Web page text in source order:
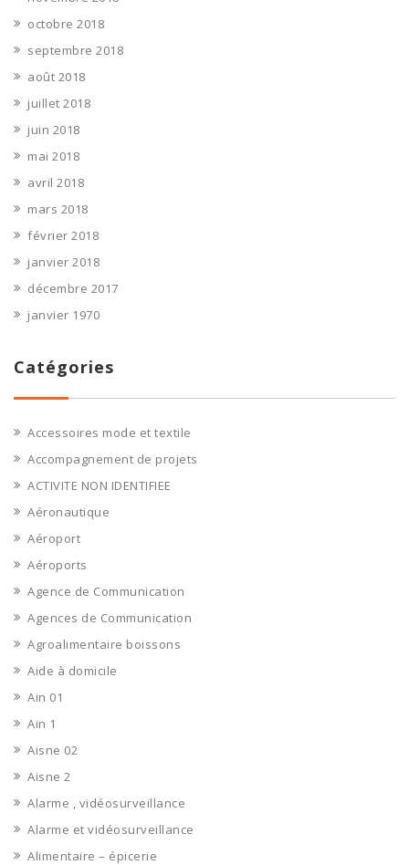
octobre 2018
septembre 2018
août 2018
juillet 2018
juin 2018
mai 2018
avril 2018
mars 2018
février 2018
janvier 2018
décembre 2017
janvier 1970
Catégories
Accessoires mode et textile
Accompagnement de projets
ACTIVITE NON IDENTIFIEE
Aéronautique
Aéroport
Aéroports
Agence de Communication
Agences de Communication
Agroalimentaire boissons
Aide à domicile
Ain 01
Ain 1
Aisne 02
Aisne 2
Alarme , vidéosurveillance
Alarme et vidéosurveillance
Alimentaire – épicerie